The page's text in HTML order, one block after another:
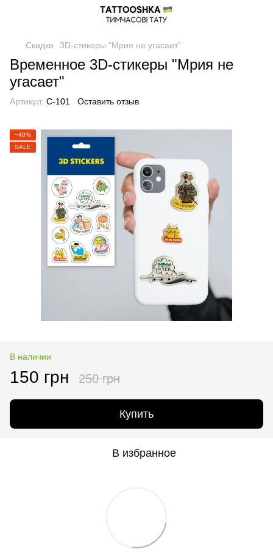
Скидки 3D-стикеры "Мрия не угасает"
Временное 3D-стикеры "Мрия не
угасает"
Артикул: C-101 Оставить отзыв
−40%
SALE
В наличии
150 грн 250 грн
Купить
В избранное